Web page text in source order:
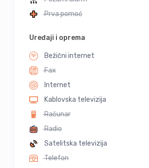
Prva pomoć
Uređaji i oprema
Bežični internet
Fax
Internet
Kablovska televizija
Računar
Radio
Satelitska televizija
Telefon